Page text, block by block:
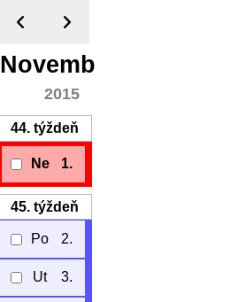
November
2015
44. týždeň
Ne 1.
45. týždeň
Po 2.
Ut 3.